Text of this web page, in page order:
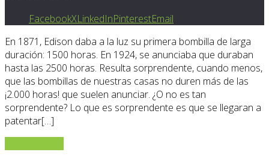
FacebookXLinkedInPinterestEmail
En 1871, Edison daba a la luz su primera bombilla de larga
duración: 1500 horas. En 1924, se anunciaba que duraban
hasta las 2500 horas. Resulta sorprendente, cuando menos,
que las bombillas de nuestras casas no duren más de las
¡2.000 horas! que suelen anunciar. ¿O no es tan
sorprendente? Lo que es sorprendente es que se llegaran a
patentar[…]